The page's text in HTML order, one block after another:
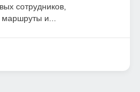
сотрудников,
и...